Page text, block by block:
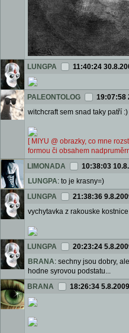
LUNGPA 11:40:24
PALEONTOLOG
19:07:58
witchcraft sem snad taky patří :)
[ MIYU @ obrazky, co mne
formou či obsahem
LIMONADA
10:38:03
LUNGPA: to je krasny=)
LUNGPA
21:38:36
vychytavka z rakouske
LUNGPA
20:23:24
BRANA: sechny jsou dobry,
hodne syrovou podstatu...
BRANA
18:26:34 5.8.2009